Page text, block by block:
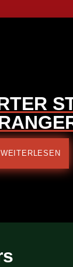
WEITERLESEN